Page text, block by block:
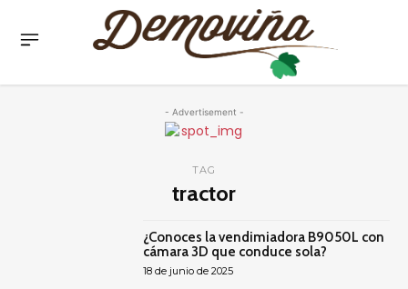
- Advertisement -
TAG
tractor
¿Conoces la vendimiadora B9050L con
cámara 3D que conduce sola?
18 de junio de 2025